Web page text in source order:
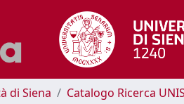
di Siena Catalogo Ricerca